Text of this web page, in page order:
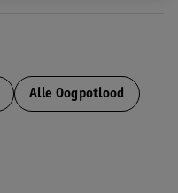
Alle Oogpotlood